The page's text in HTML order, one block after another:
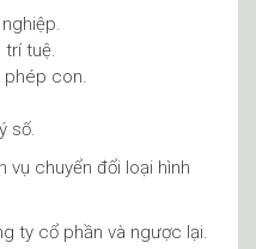
trí tuệ.
phép con.
số.
chuyển đổi loại hình
ty cổ phần và ngược lại.